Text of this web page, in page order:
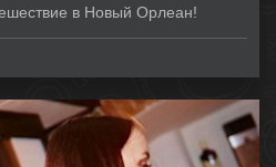
в Новый Орлеан!